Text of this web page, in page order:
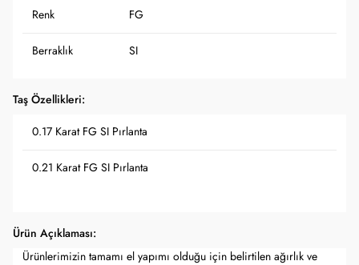
Renk FG
Berraklık SI
Taş Özellikleri:
0.17 Karat FG SI Pırlanta
0.21 Karat FG SI Pırlanta
Ürün Açıklaması:
Ürünlerimizin tamamı el yapımı olduğu için belirtilen ağırlık ve